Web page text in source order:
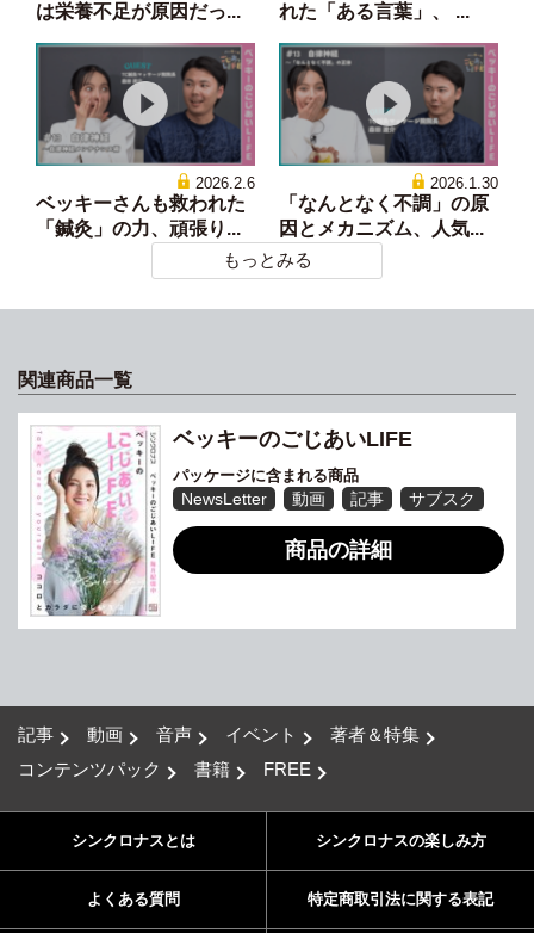
は栄養不足が原因だっ...
れた「ある言葉」、 ...
2026.2.6
ベッキーさんも救われた
「鍼灸」の力、頑張り...
2026.1.30
「なんとなく不調」の原
因とメカニズム、人気...
もっとみる
関連商品一覧
ベッキーのごじあいLIFE
パッケージに含まれる商品
NewsLetter 動画 記事 サブスク
商品の詳細
記事 動画 音声 イベント
著者＆特集
コンテンツパック
書籍 FREE
シンクロナスとは シンクロナスの楽しみ方
よくある質問 特定商取引法に関する表記